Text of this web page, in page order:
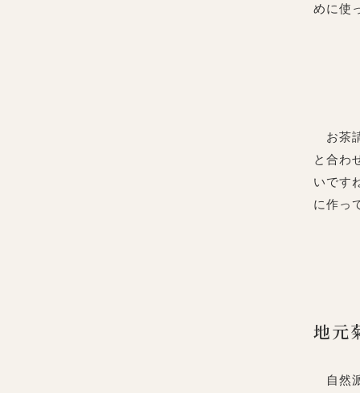
めに使
お茶
と合わ
いです
に作っ
地元
自然